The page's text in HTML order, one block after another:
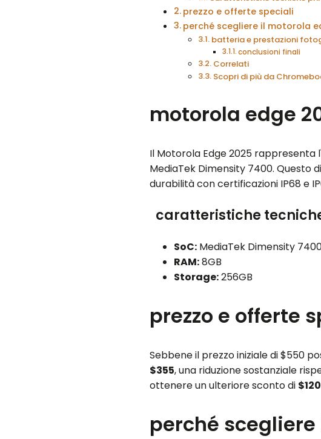
prezzo e offerte speciali
perché scegliere il motorola
batteria e prestazioni
conclusioni finali
Correlati
Scopri di più da
motorola edge
Il Motorola Edge 2025
MediaTek Dimensity 7400. Questo
durabilità con certificazioni IP68 e
caratteristiche
SoC: MediaTek Dimensity
RAM:8GB
Storage:256GB
prezzo e offerte
Sebbene il prezzo iniziale di $550
$355, una riduzione sostanziale
ottenere un ulteriore sconto di $120
perché